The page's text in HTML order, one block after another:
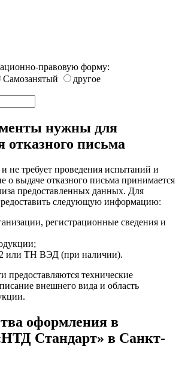
правовую форму:
Самозанятый
другое
нужны для
отказного письма
не требует проведения испытаний и
о выдаче отказного письма принимается
предоставленных данных. Для
следующую информацию:
регистрационные сведения и
или ТН ВЭД (при наличии).
предоставляются технические
внешнего вида и область
оформления в
Стандарт» в Санкт-